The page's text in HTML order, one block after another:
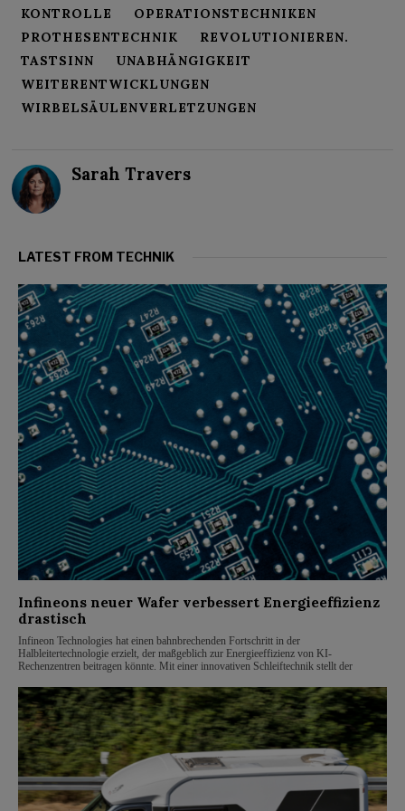
KONTROLLE
OPERATIONSTECHNIKEN
PROTHESENTECHNIK
REVOLUTIONIEREN.
TASTSINN
UNABHÄNGIGKEIT
WEITERENTWICKLUNGEN
WIRBELSÄULENVERLETZUNGEN
Sarah Travers
LATEST FROM TECHNIK
Infineons neuer Wafer verbessert Energieeffizienz
drastisch
Infineon Technologies hat einen bahnbrechenden Fortschritt in der
Halbleitertechnologie erzielt, der maßgeblich zur Energieeffizienz von KI-
Rechenzentren beitragen könnte. Mit einer innovativen Schleiftechnik stellt der